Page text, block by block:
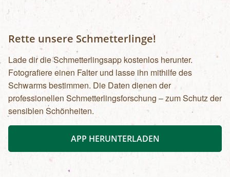
augenscheinlich, wie technisch perfekte Fotos
durch das gezielte Zusammenspiel von Bildidee,
Gestaltung und Kameratechnik entstehen!
Öffentliche Verkehrsmittel
Rette unsere Schmetterlinge!
Lade dir die Schmetterlingsapp kostenlos herunter.
Fotografiere einen Falter und lasse ihn mithilfe des
Schwarms bestimmen. Die Daten dienen der
professionellen Schmetterlingsforschung – zum Schutz der
sensiblen Schönheiten.
APP HERUNTERLADEN